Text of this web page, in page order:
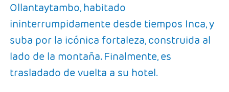
Ollantaytambo, habitado
ininterrumpidamente desde tiempos Inca, y
suba por la icónica fortaleza, construida al
lado de la montaña. Finalmente, es
trasladado de vuelta a su hotel.